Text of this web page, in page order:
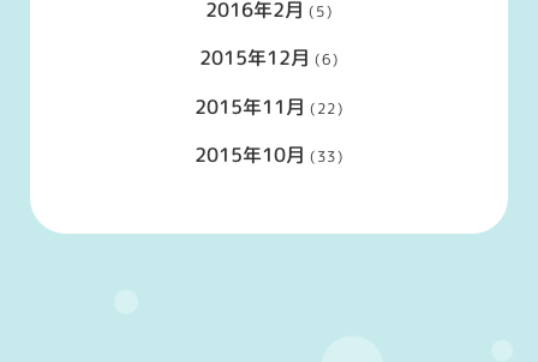
2016年2月 (5)
2015年12月 (6)
2015年11月 (22)
2015年10月 (33)